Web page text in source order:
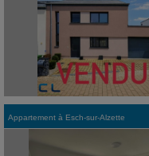
Appartement à Esch-sur-Alzette